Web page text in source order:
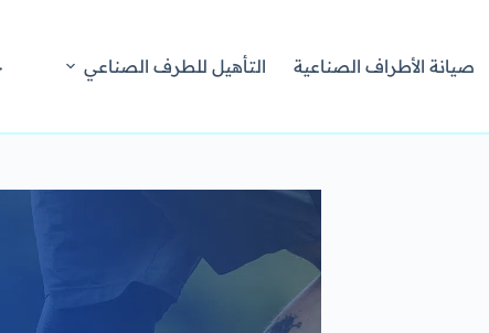
صيانة الأطراف الصناعية التأهيل للطرف الصناعي